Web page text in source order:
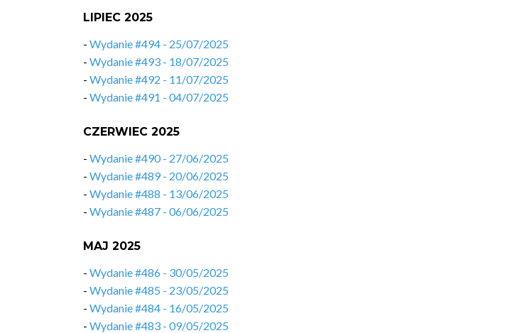
LIPIEC 2025
- Wydanie #494 - 25/07/2025
- Wydanie #493 - 18/07/2025
- Wydanie #492 - 11/07/2025
- Wydanie #491 - 04/07/2025
CZERWIEC 2025
- Wydanie #490 - 27/06/2025
- Wydanie #489 - 20/06/2025
- Wydanie #488 - 13/06/2025
- Wydanie #487 - 06/06/2025
MAJ 2025
- Wydanie #486 - 30/05/2025
- Wydanie #485 - 23/05/2025
- Wydanie #484 - 16/05/2025
- Wydanie #483 - 09/05/2025